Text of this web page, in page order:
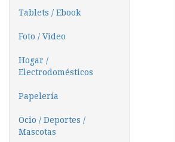
Tablets / Ebook
Foto / Video
Hogar /
Electrodomésticos
Papelería
Ocio / Deportes /
Mascotas